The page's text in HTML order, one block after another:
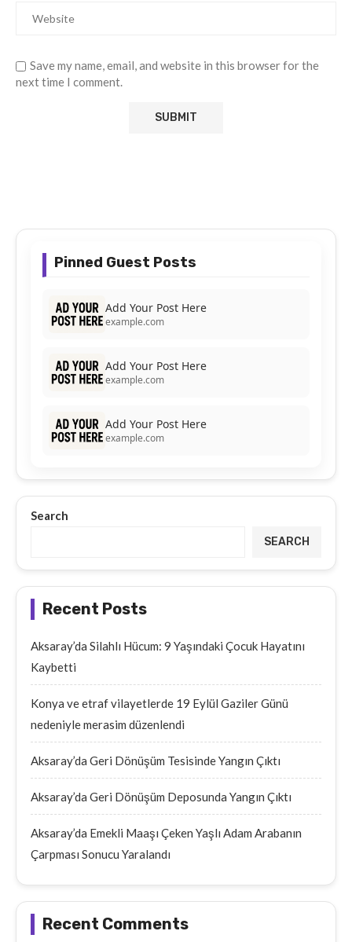
Save my name, email, and website in this browser for the
next time I comment.
Pinned Guest Posts
Add Your Post Here
example.com
Add Your Post Here
example.com
Add Your Post Here
example.com
Search
SEARCH
Recent Posts
Aksaray’da Silahlı Hücum: 9 Yaşındaki Çocuk Hayatını
Kaybetti
Konya ve etraf vilayetlerde 19 Eylül Gaziler Günü
nedeniyle merasim düzenlendi
Aksaray’da Geri Dönüşüm Tesisinde Yangın Çıktı
Aksaray’da Geri Dönüşüm Deposunda Yangın Çıktı
Aksaray’da Emekli Maaşı Çeken Yaşlı Adam Arabanın
Çarpması Sonucu Yaralandı
Recent Comments